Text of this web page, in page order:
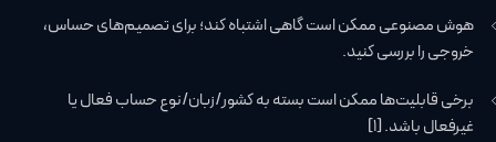
هوش مصنوعی ممکن است گاهی اشتباه کند؛ برای تصمیم‌های حساس،
خروجی را بررسی کنید.
برخی قابلیت‌ها ممکن است بسته به کشور/زبان/نوع حساب فعال یا
غیرفعال باشد. [1]